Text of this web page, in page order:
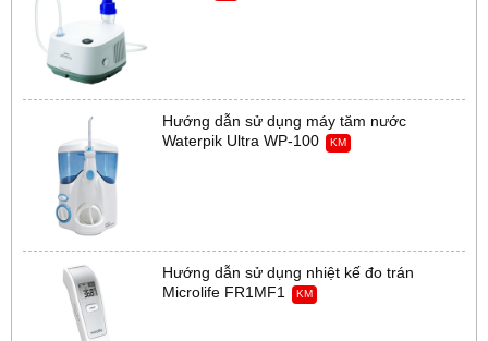
Hướng dẫn sử dụng máy tăm nước
Waterpik Ultra WP-100
KM
Hướng dẫn sử dụng nhiệt kế đo trán
Microlife FR1MF1
KM